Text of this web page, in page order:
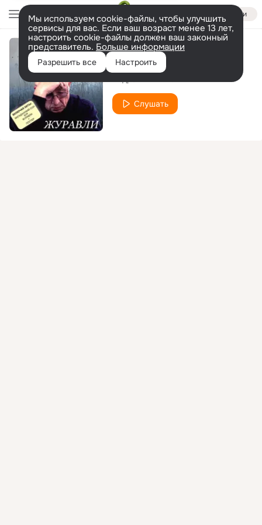
Войти
Мы используем cookie-файлы, чтобы улучшить
сервисы для вас. Если ваш возраст менее 13 лет,
настроить cookie-файлы должен ваш законный
представитель. Больше информации
Разрешить все Настроить
Женщина
Слушать